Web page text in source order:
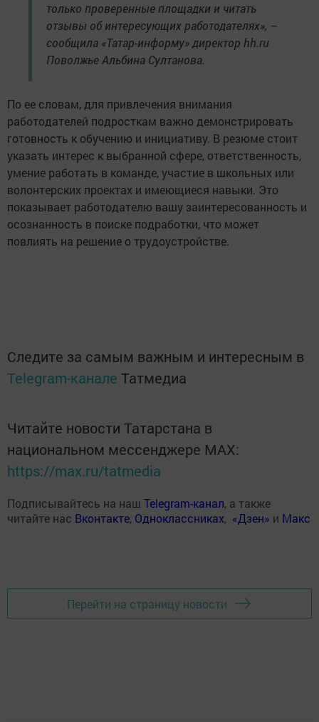
только проверенные площадки и читать
отзывы об интересующих работодателях», –
сообщила «Татар-информу» директор hh.ru
Поволжье Альбина Султанова.
По ее словам, для привлечения внимания
работодателей подросткам важно демонстрировать
готовность к обучению и инициативу. В резюме стоит
указать интерес к выбранной сфере, ответственность,
умение работать в команде, участие в школьных или
волонтерских проектах и имеющиеся навыки. Это
показывает работодателю вашу заинтересованность и
осознанность в поиске подработки, что может
повлиять на решение о трудоустройстве.
Следите за самым важным и интересным в
Telegram-канале Татмедиа
Читайте новости Татарстана в
национальном мессенджере MАХ:
https://max.ru/tatmedia
Подписывайтесь на наш Telegram-канал, а также
читайте нас Вконтакте, Одноклассниках, «Дзен» и Макс
Перейти на страницу новости